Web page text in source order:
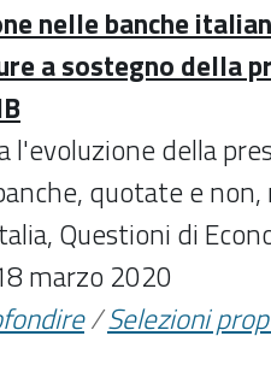
nelle banche
a sostegno della
l'evoluzione della
quotate e
Questioni di
marzo 2020
/Selezioni